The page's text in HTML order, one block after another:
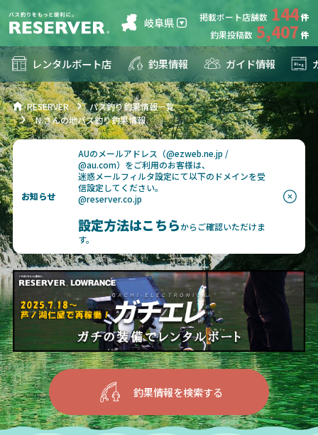
岐阜県 掲載ボート店舗数 144
釣果投稿数 5,407
レンタルボート店 釣果情報 ガイド情報
RESERVER
バス釣り釣果情報一覧
.N.さんの地バス釣り釣果情報
お知らせ
AUのメールアドレス（@ezweb.ne.jp /
@au.com）をご利用のお客様は、
迷惑メールフィルタ設定にて以下のドメインを受
信設定してください。
@reserver.co.jp
設定方法はこちらからご確認いただけま
す。
釣果情報を検索する